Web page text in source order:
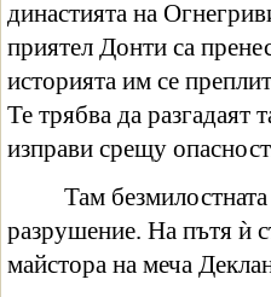
династията на
приятел Донти са
историята им се
Те трябва да разгадаят
изправи срещу
Там
разрушение. На пътя ѝ
майстора на меча